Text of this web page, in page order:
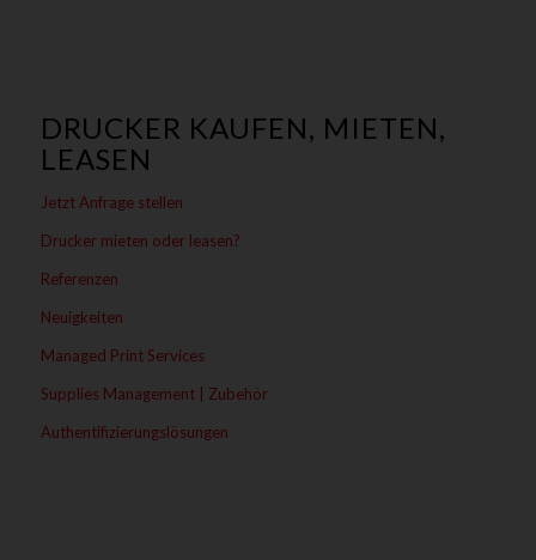
DRUCKER KAUFEN, MIETEN,
LEASEN
Jetzt Anfrage stellen
Drucker mieten oder leasen?
Referenzen
Neuigkeiten
Managed Print Services
Supplies Management | Zubehör
Authentifizierungslösungen